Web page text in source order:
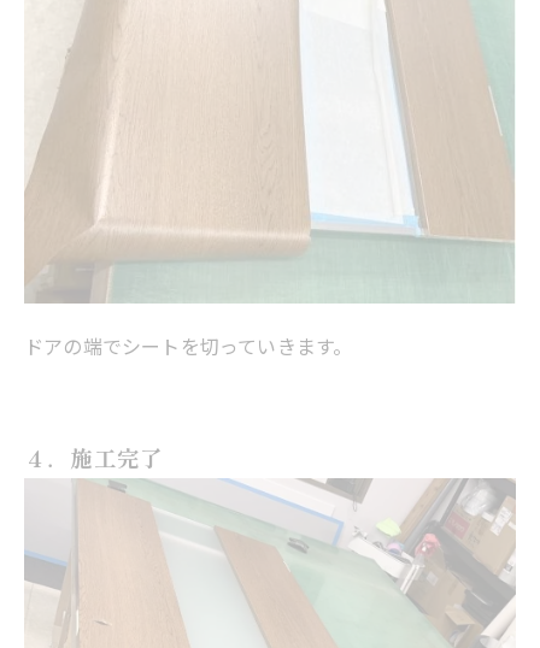
ドアの端でシートを切っていきます。
４．施工完了